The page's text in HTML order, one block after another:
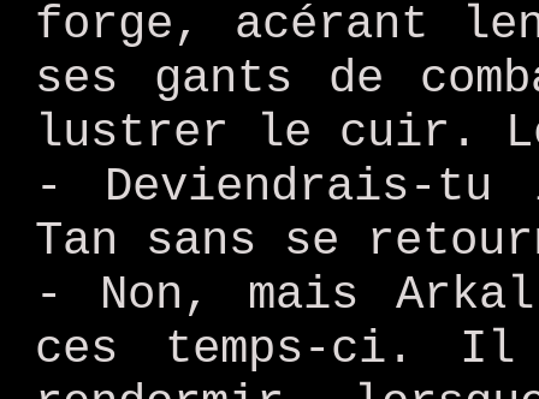
forge, acérant
ses gants de
lustrer le cuir. Le
- Deviendrais-tu
Tan sans se
- Non, mais
ces temps-ci.